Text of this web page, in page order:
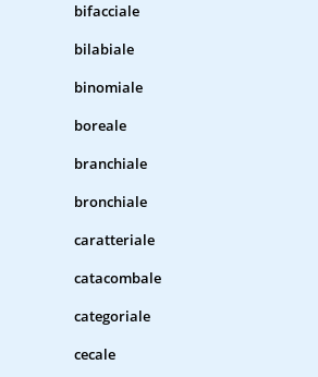
bifacciale
bilabiale
binomiale
boreale
branchiale
bronchiale
caratteriale
catacombale
categoriale
cecale